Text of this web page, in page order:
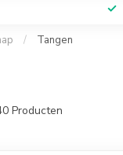
/ Tangen
Producten